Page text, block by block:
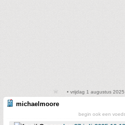
• vrijdag 1 augustus
michaelmoore
begin ook een